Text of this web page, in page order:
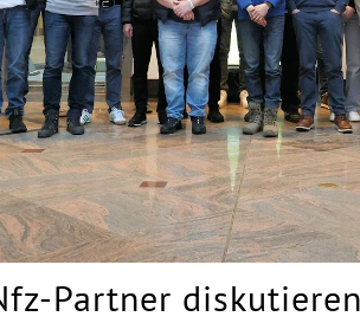
Partner